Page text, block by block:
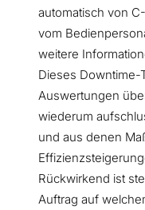
automatisch von
vom
weitere
Dieses Downtime-
Auswertungen
wiederum
und aus denen
Rückwirkend ist
Auftrag auf